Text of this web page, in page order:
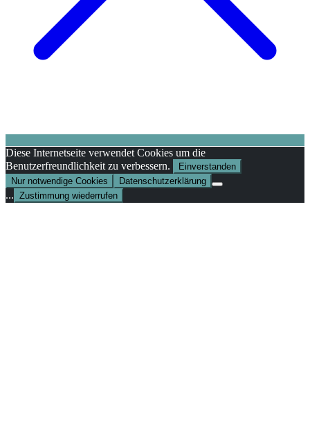
Diese Internetseite verwendet Cookies um die
Benutzerfreundlichkeit zu verbessern.
Einverstanden
Nur notwendige Cookies
Datenschutzerklärung
... Zustimmung wiederrufen